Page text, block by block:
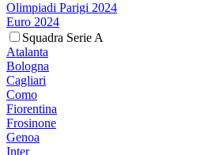
Olimpiadi Parigi 2024
Euro 2024
Squadra Serie A
Atalanta
Bologna
Cagliari
Como
Fiorentina
Frosinone
Genoa
Inter